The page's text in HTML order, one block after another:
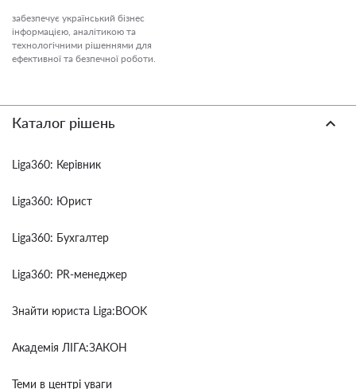
забезпечує український бізнес
інформацією, аналітикою та
технологічними рішеннями для
ефективної та безпечної роботи.
Каталог рішень
Liga360: Керівник
Liga360: Юрист
Liga360: Бухгалтер
Liga360: PR-менеджер
Знайти юриста Liga:BOOK
Академія ЛІГА:ЗАКОН
Теми в центрі уваги